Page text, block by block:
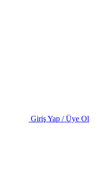
Giriş Yap / Üye Ol